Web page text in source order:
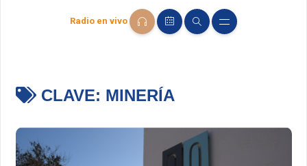
Radio en vivo
CLAVE: MINERÍA